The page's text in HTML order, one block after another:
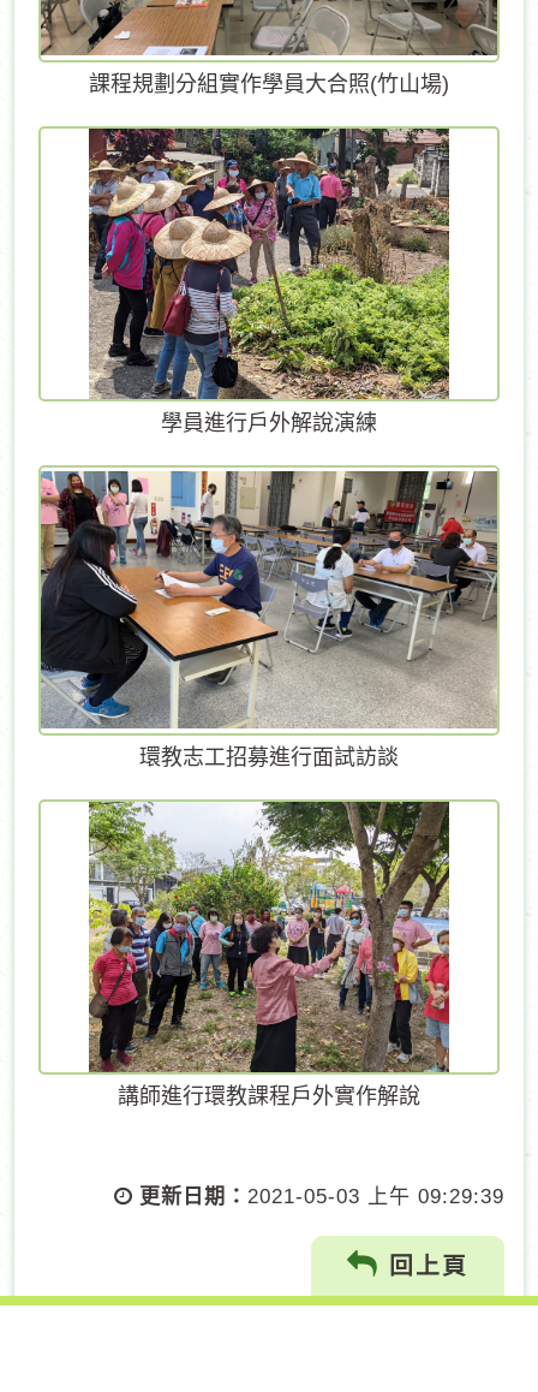
課程規劃分組實作學員大合照(竹山場)
學員進行戶外解說演練
環教志工招募進行面試訪談
講師進行環教課程戶外實作解說
更新日期： 2021-05-03 上午 09:29:39
回上頁